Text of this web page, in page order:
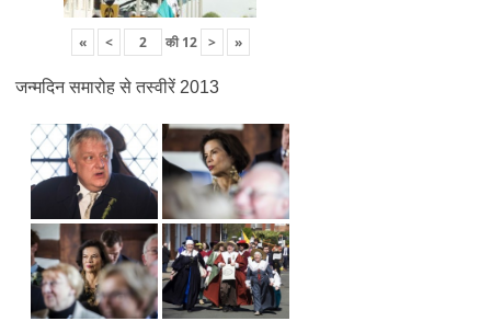
« < की12 > »
जन्मदिन समारोह से तस्वीरें 2013